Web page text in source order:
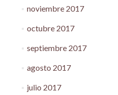
noviembre 2017
octubre 2017
septiembre 2017
agosto 2017
julio 2017